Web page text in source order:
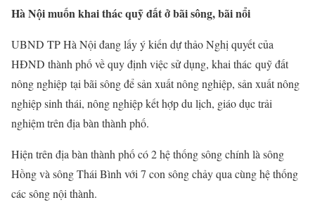
Hà Nội muốn khai thác quỹ đất ở bãi sông, bãi nổi
UBND TP Hà Nội đang lấy ý kiến dự thảo Nghị quyết của
HĐND thành phố về quy định việc sử dụng, khai thác quỹ đất
nông nghiệp tại bãi sông để sản xuất nông nghiệp, sản xuất nông
nghiệp sinh thái, nông nghiệp kết hợp du lịch, giáo dục trải
nghiệm trên địa bàn thành phố.
Hiện trên địa bàn thành phố có 2 hệ thống sông chính là sông
Hồng và sông Thái Bình với 7 con sông chảy qua cùng hệ thống
các sông nội thành.